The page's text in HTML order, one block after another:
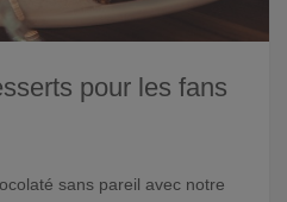
pour les fans
sans pareil avec notre